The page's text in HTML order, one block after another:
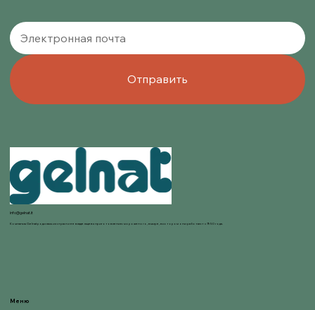
Отправить
info@gelnat.it
Компания Gelnat родилась из страсти ее владельцев к приготовлению мороженого, в мире, в котором они работают с 1950 года.
Меню